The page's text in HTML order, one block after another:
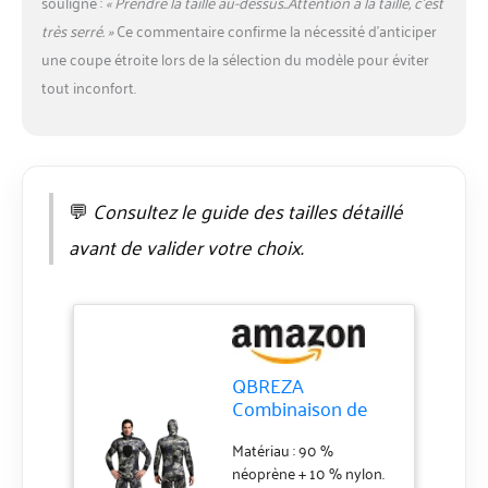
très serré. »Ce commentaire confirme la nécessité d’anticiper
une coupe étroite lors de la sélection du modèle pour éviter
tout inconfort.
💬 Consultez le guide des tailles détaillé
avant de valider votre choix.
QBREZA
Combinaison de
hommes
Combinaison de
Matériau : 90 %
néoprène + 10 % nylon.